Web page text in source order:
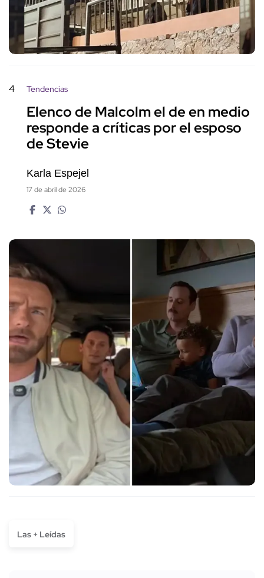
4 Tendencias
Elenco de Malcolm el de en medio
responde a críticas por el esposo
de Stevie
Karla Espejel
17 de abril de 2026
Las + Leídas